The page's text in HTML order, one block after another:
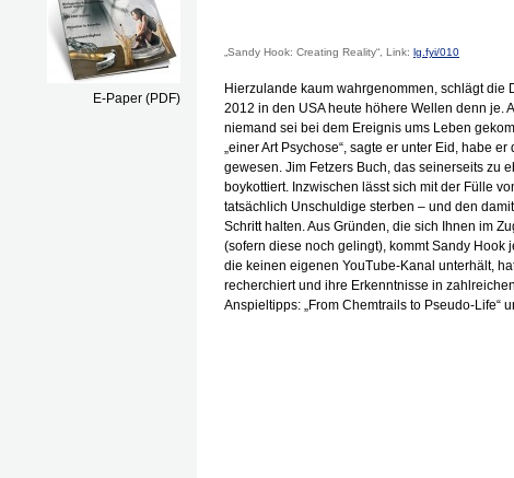
E-Paper (PDF)
„Sandy Hook: Creating Reality“, Link: lg.fyi/010
Hierzulande kaum wahrgenommen, schlägt die
2012 in den USA heute höhere Wellen denn je.
niemand sei bei dem Ereignis ums Leben
„einer Art Psychose“, sagte er unter Eid, habe
gewesen. Jim Fetzers Buch, das seinerseits zu
boykottiert. Inzwischen lässt sich mit der Fülle
tatsächlich Unschuldige sterben – und den
Schritt halten. Aus Gründen, die sich Ihnen im
(sofern diese noch gelingt), kommt Sandy
die keinen eigenen YouTube-Kanal unterhält,
recherchiert und ihre Erkenntnisse in
Anspieltipps: „From Chemtrails to Pseudo-Life“